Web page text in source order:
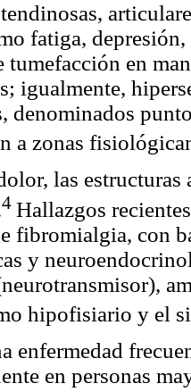
fatiga,
tumefacción en
igualmente,
denominados
a zonas
las estructuras
4 Hallazgos
fibromialgia, con
y
hipofisiario y el
enfermedad
en personas